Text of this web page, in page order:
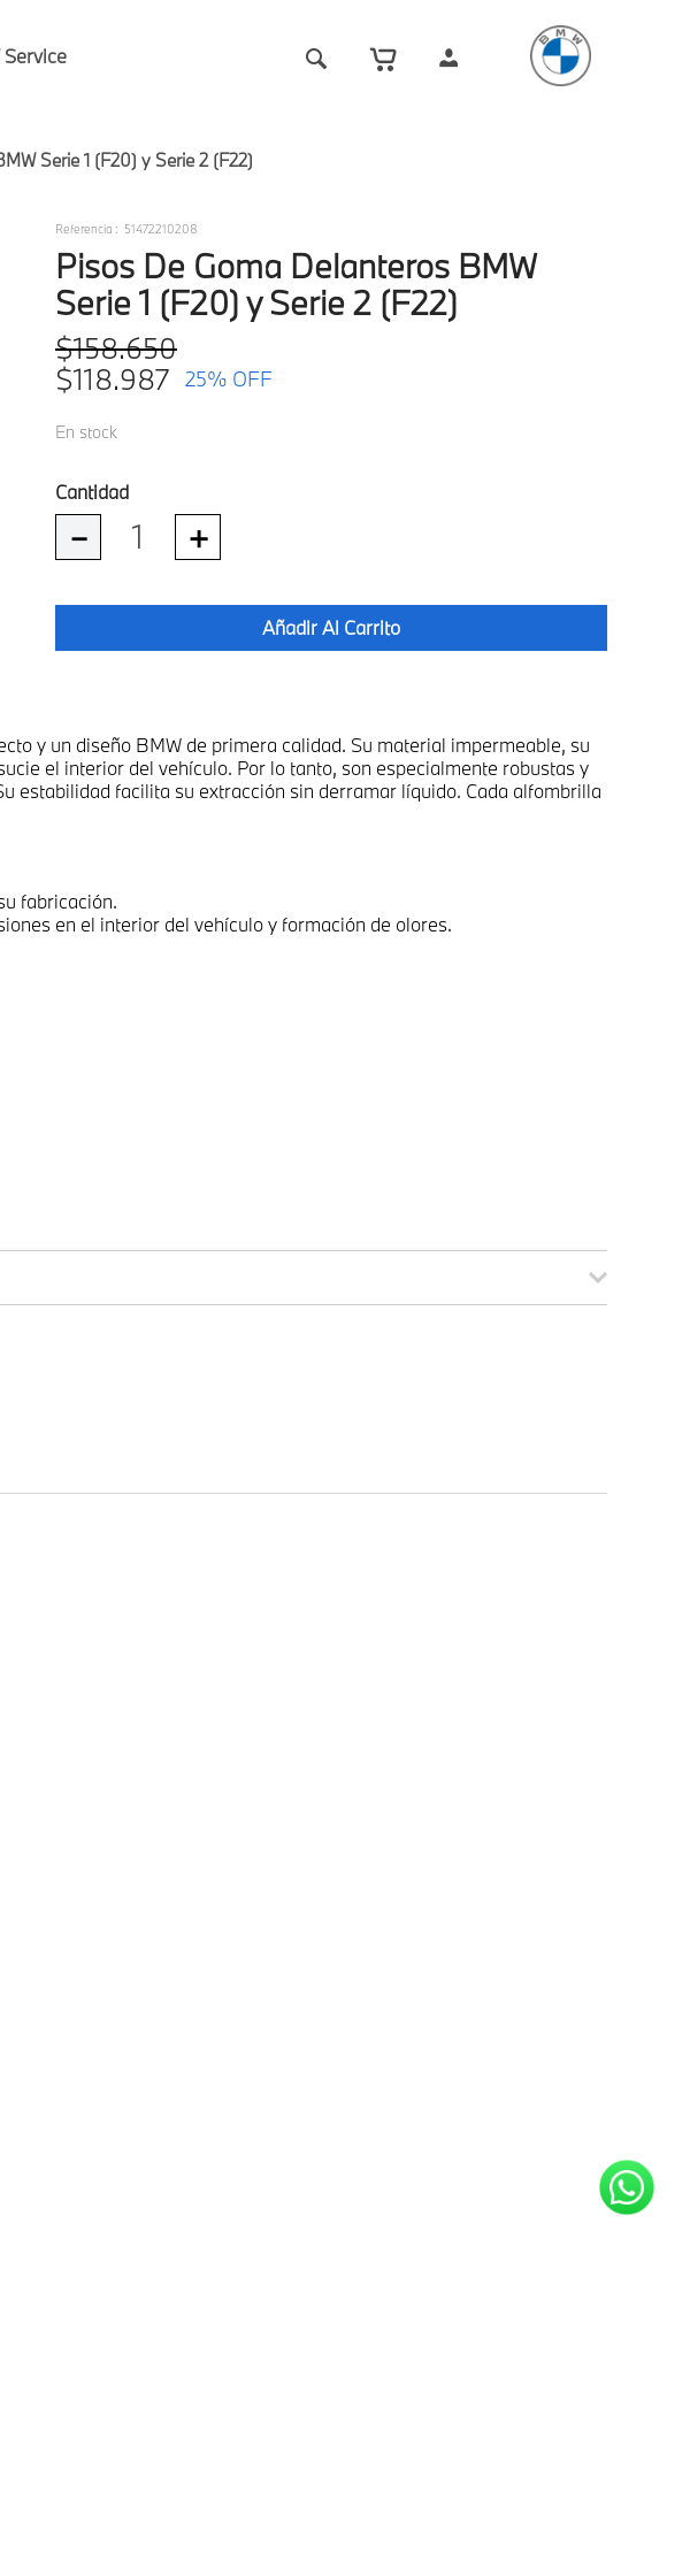
Service
Serie 1 (F20) y Serie 2 (F22)
Referencia : 51472210208
Pisos De Goma Delanteros BMW
Serie 1 (F20) y Serie 2 (F22)
$158.650
$118.987 25% OFF
En stock
＋
－
Añadir Al Carrito
y un diseño BMW de primera calidad. Su material impermeable, su
el interior del vehículo. Por lo tanto, son especialmente robustas y
estabilidad facilita su extracción sin derramar líquido. Cada alfombrilla
fabricación.
en el interior del vehículo y formación de olores.